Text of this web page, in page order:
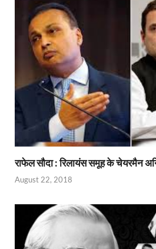
राफेल सौदा : रिलायंस समूह के चेयरमैन
August 22, 2018